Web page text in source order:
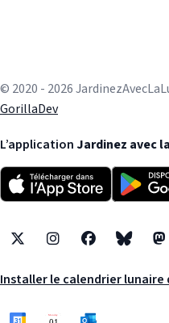
© 2020 - 2026
GorillaDev
L’application Jardinez avec
X InstagramFacebookBluesky
Installer le calendrier lunaire